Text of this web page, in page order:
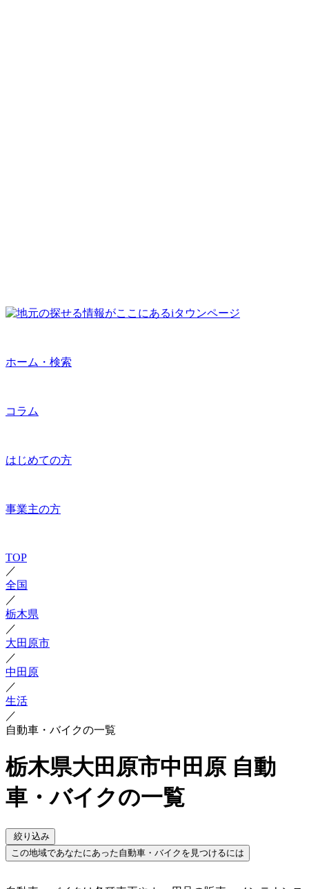
ホーム・検索
コラム
はじめての方
事業主の方
TOP
／
全国
／
栃木県
／
大田原市
／
中田原
／
生活
／
自動車・バイクの一覧
栃木県大田原市中田原 自動
車・バイクの一覧
絞り込み
この地域であなたにあった自動車・バイクを見つけるには